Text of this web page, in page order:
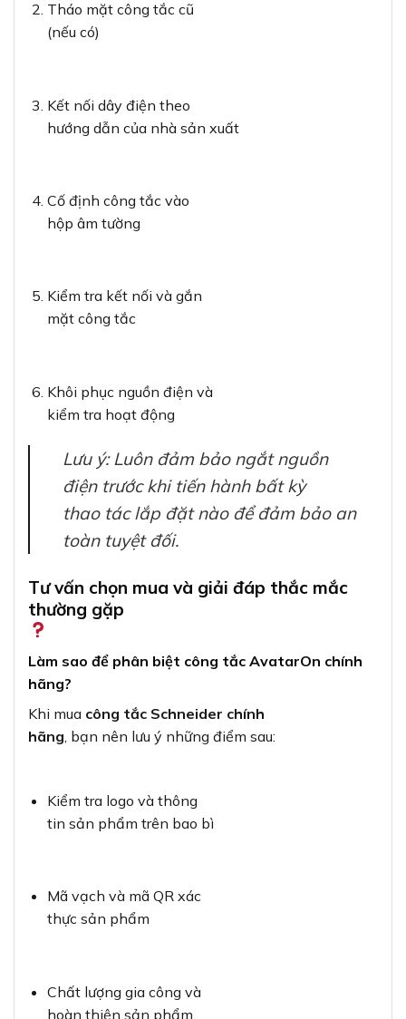
Tháo mặt công tắc cũ
(nếu có)
Kết nối dây điện theo
hướng dẫn của nhà sản xuất
Cố định công tắc vào
hộp âm tường
Kiểm tra kết nối và gắn
mặt công tắc
Khôi phục nguồn điện và
kiểm tra hoạt động
Lưu ý: Luôn đảm bảo ngắt nguồn
điện trước khi tiến hành bất kỳ
thao tác lắp đặt nào để đảm bảo an
toàn tuyệt đối.
Tư vấn chọn mua và giải đáp thắc mắc
thường gặp
Làm sao để phân biệt công tắc AvatarOn chính
hãng?
Khi mua công tắc Schneider chính
hãng, bạn nên lưu ý những điểm sau:
Kiểm tra logo và thông
tin sản phẩm trên bao bì
Mã vạch và mã QR xác
thực sản phẩm
Chất lượng gia công và
hoàn thiện sản phẩm